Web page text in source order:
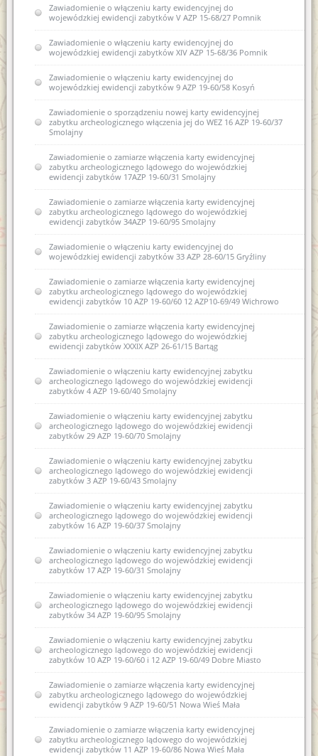
Zawiadomienie o włączeniu karty ewidencyjnej do
wojewódzkiej ewidencji zabytków V AZP 15-68/27 Pomnik
Zawiadomienie o włączeniu karty ewidencyjnej do
wojewódzkiej ewidencji zabytków XIV AZP 15-68/36 Pomnik
Zawiadomienie o włączeniu karty ewidencyjnej do
wojewódzkiej ewidencji zabytków 9 AZP 19-60/58 Kosyń
Zawiadomienie o sporządzeniu nowej karty ewidencyjnej
zabytku archeologicznego włączenia jej do WEZ 16 AZP 19-60/37
Smolajny
Zawiadomienie o zamiarze włączenia karty ewidencyjnej
zabytku archeologicznego lądowego do wojewódzkiej
ewidencji zabytków 17AZP 19-60/31 Smolajny
Zawiadomienie o zamiarze włączenia karty ewidencyjnej
zabytku archeologicznego lądowego do wojewódzkiej
ewidencji zabytków 34AZP 19-60/95 Smolajny
Zawiadomienie o włączeniu karty ewidencyjnej do
wojewódzkiej ewidencji zabytków 33 AZP 28-60/15 Gryźliny
Zawiadomienie o zamiarze włączenia karty ewidencyjnej
zabytku archeologicznego lądowego do wojewódzkiej
ewidencji zabytków 10 AZP 19-60/60 12 AZP10-69/49 Wichrowo
Zawiadomienie o zamiarze włączenia karty ewidencyjnej
zabytku archeologicznego lądowego do wojewódzkiej
ewidencji zabytków XXXIX AZP 26-61/15 Bartąg
Zawiadomienie o włączeniu karty ewidencyjnej zabytku
archeologicznego lądowego do wojewódzkiej ewidencji
zabytków 4 AZP 19-60/40 Smolajny
Zawiadomienie o włączeniu karty ewidencyjnej zabytku
archeologicznego lądowego do wojewódzkiej ewidencji
zabytków 29 AZP 19-60/70 Smolajny
Zawiadomienie o włączeniu karty ewidencyjnej zabytku
archeologicznego lądowego do wojewódzkiej ewidencji
zabytków 3 AZP 19-60/43 Smolajny
Zawiadomienie o włączeniu karty ewidencyjnej zabytku
archeologicznego lądowego do wojewódzkiej ewidencji
zabytków 16 AZP 19-60/37 Smolajny
Zawiadomienie o włączeniu karty ewidencyjnej zabytku
archeologicznego lądowego do wojewódzkiej ewidencji
zabytków 17 AZP 19-60/31 Smolajny
Zawiadomienie o włączeniu karty ewidencyjnej zabytku
archeologicznego lądowego do wojewódzkiej ewidencji
zabytków 34 AZP 19-60/95 Smolajny
Zawiadomienie o włączeniu karty ewidencyjnej zabytku
archeologicznego lądowego do wojewódzkiej ewidencji
zabytków 10 AZP 19-60/60 i 12 AZP 19-60/49 Dobre Miasto
Zawiadomienie o zamiarze włączenia karty ewidencyjnej
zabytku archeologicznego lądowego do wojewódzkiej
ewidencji zabytków 9 AZP 19-60/51 Nowa Wieś Mała
Zawiadomienie o zamiarze włączenia karty ewidencyjnej
zabytku archeologicznego lądowego do wojewódzkiej
ewidencji zabytków 11 AZP 19-60/86 Nowa Wieś Mała